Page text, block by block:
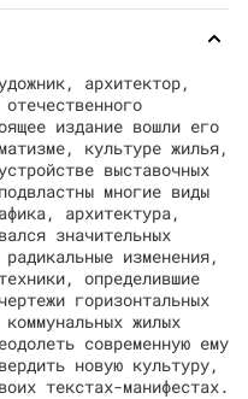
архитектор,
издание вошли его
культуре жилья,
выставочных
многие виды
архитектура,
значительных
изменения,
определившие
горизонтальных
жилых
современную ему
новую культуру,
текстах-манифестах.